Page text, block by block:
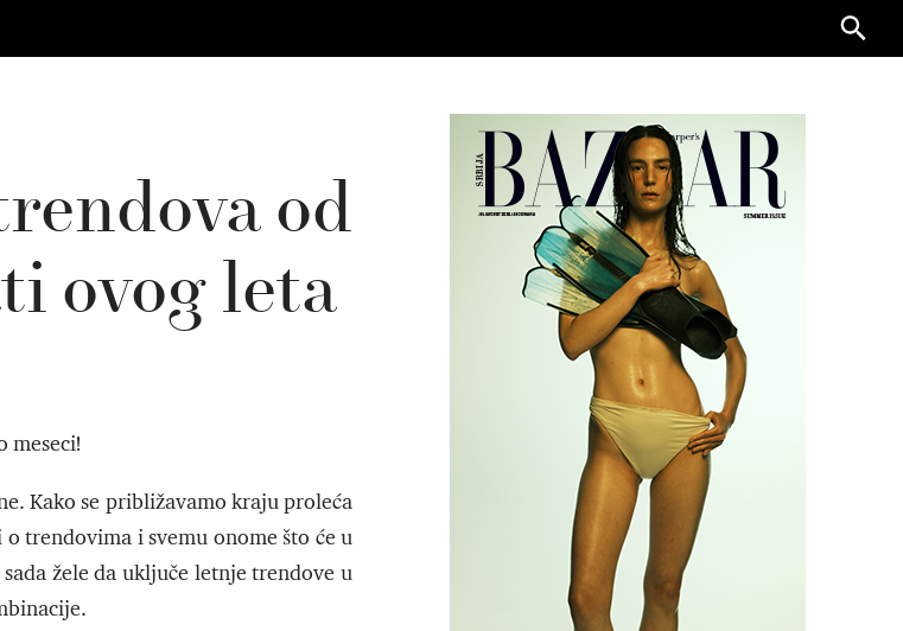
for:
od
ovog leta
meseci!
Kako se približavamo kraju proleća
trendovima i svemu onome što će u
žele da uključe letnje trendove u